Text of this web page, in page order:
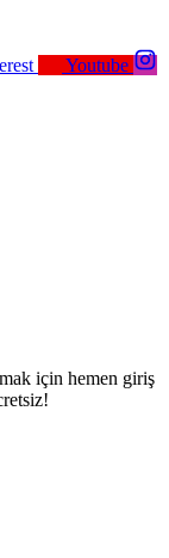
Youtube
için hemen giriş